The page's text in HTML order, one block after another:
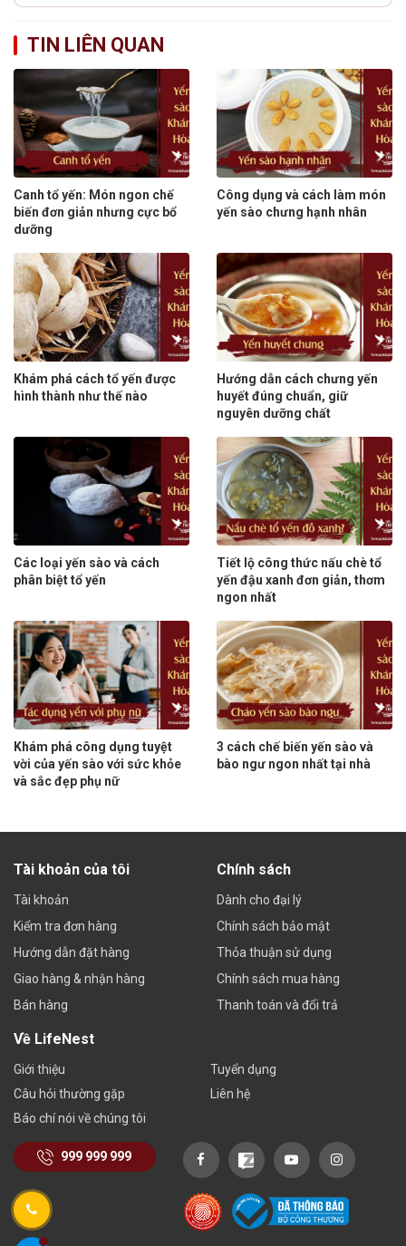
TIN LIÊN QUAN
Canh tổ yến: Món ngon chế
biến đơn giản nhưng cực bổ
dưỡng
Công dụng và cách làm món
yến sào chưng hạnh nhân
Khám phá cách tổ yến được
hình thành như thế nào
Hướng dẫn cách chưng yến
huyết đúng chuẩn, giữ
nguyên dưỡng chất
Các loại yến sào và cách
phân biệt tổ yến
Tiết lộ công thức nấu chè tổ
yến đậu xanh đơn giản, thơm
ngon nhất
Khám phá công dụng tuyệt
vời của yến sào với sức khỏe
và sắc đẹp phụ nữ
3 cách chế biến yến sào và
bào ngư ngon nhất tại nhà
Tài khoản của tôi
Tài khoản
Kiểm tra đơn hàng
Hướng dẫn đặt hàng
Giao hàng & nhận hàng
Bán hàng
Chính sách
Dành cho đại lý
Chính sách bảo mật
Thỏa thuận sử dụng
Chính sách mua hàng
Thanh toán và đổi trả
Về LifeNest
Giới thiệu
Câu hỏi thường gặp
Báo chí nói về chúng tôi
Tuyển dụng
Liên hệ
999 999 999